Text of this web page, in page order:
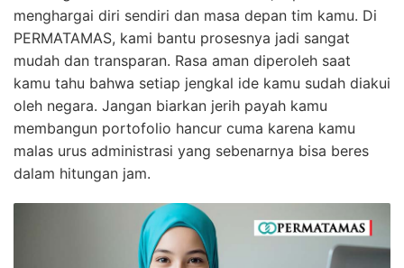
menghargai diri sendiri dan masa depan tim kamu. Di
PERMATAMAS, kami bantu prosesnya jadi sangat
mudah dan transparan. Rasa aman diperoleh saat
kamu tahu bahwa setiap jengkal ide kamu sudah diakui
oleh negara. Jangan biarkan jerih payah kamu
membangun portofolio hancur cuma karena kamu
malas urus administrasi yang sebenarnya bisa beres
dalam hitungan jam.